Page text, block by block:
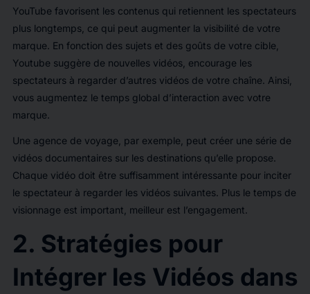
YouTube favorisent les contenus qui retiennent les spectateurs
plus longtemps, ce qui peut augmenter la visibilité de votre
marque. En fonction des sujets et des goûts de votre cible,
Youtube suggère de nouvelles vidéos, encourage les
spectateurs à regarder d’autres vidéos de votre chaîne. Ainsi,
vous augmentez le temps global d’interaction avec votre
marque.
Une agence de voyage, par exemple, peut créer une série de
vidéos documentaires sur les destinations qu’elle propose.
Chaque vidéo doit être suffisamment intéressante pour inciter
le spectateur à regarder les vidéos suivantes. Plus le temps de
visionnage est important, meilleur est l’engagement.
2. Stratégies pour
Intégrer les Vidéos dans